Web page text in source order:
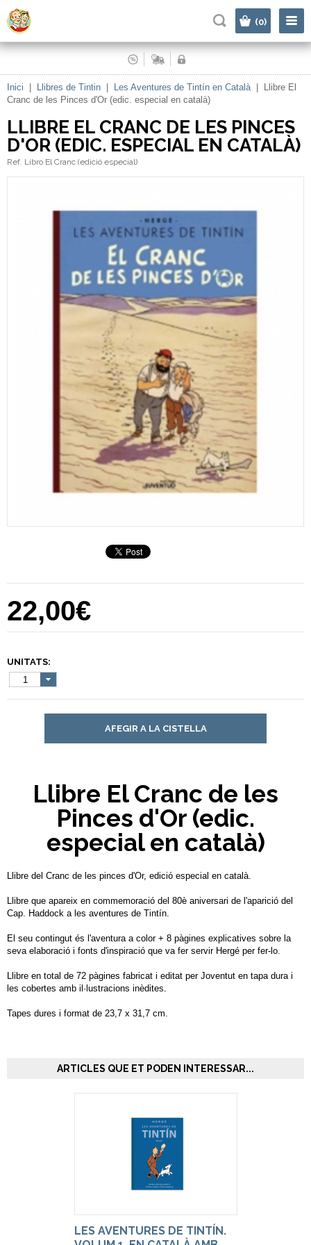
(0)
Inici Llibres de Tintin Les Aventures de Tintín en Català|
Llibre El
Cranc de les Pinces d'Or (edic. especial en català)
LLIBRE EL CRANC DE LES PINCES
D'OR (EDIC. ESPECIAL EN CATALÀ)
Ref. Libro El Cranc (edició especial)
22,00€
UNITATS:
1
AFEGIR A LA CISTELLA
Llibre El Cranc de les
Pinces d'Or (edic.
especial en català)
Llibre del Cranc de les pinces d'Or, edició especial en català.
Llibre que apareix en commemoració del 80è aniversari de l'aparició del
Cap. Haddock a les aventures de Tintín.
El seu contingut és l'aventura a color + 8 pàgines explicatives sobre la
seva elaboració i fonts d'inspiració que va fer servir Hergé per fer-lo.
Llibre en total de 72 pàgines fabricat i editat per Joventut en tapa dura i
les cobertes amb il·lustracions inèdites.
Tapes dures i format de 23,7 x 31,7 cm.
ARTICLES QUE ET PODEN INTERESSAR...
LES AVENTURES DE TINTÍN.